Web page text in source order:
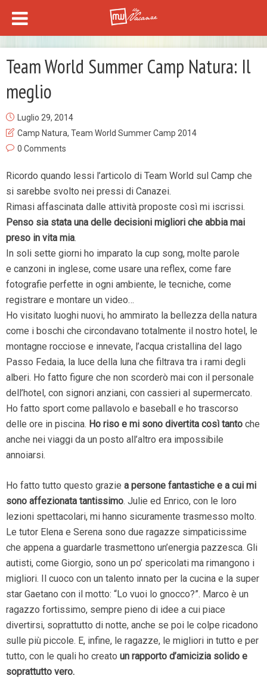
Team World Summer Camp Natura: Il
meglio
Luglio 29, 2014
Camp Natura, Team World Summer Camp 2014
0 Comments
Ricordo quando lessi l’articolo di Team World sul Camp che
si sarebbe svolto nei pressi di Canazei.
Rimasi affascinata dalle attività proposte così mi iscrissi.
Penso sia stata una delle decisioni migliori che abbia mai
preso in vita mia.
In soli sette giorni ho imparato la cup song, molte parole
e canzoni in inglese, come usare una reflex, come fare
fotografie perfette in ogni ambiente, le tecniche, come
registrare e montare un video…
Ho visitato luoghi nuovi, ho ammirato la bellezza della natura
come i boschi che circondavano totalmente il nostro hotel, le
montagne rocciose e innevate, l’acqua cristallina del lago
Passo Fedaia, la luce della luna che filtrava tra i rami degli
alberi. Ho fatto figure che non scorderò mai con il personale
dell’hotel, con signori anziani, con cassieri al supermercato.
Ho fatto sport come pallavolo e baseball e ho trascorso
delle ore in piscina. Ho riso e mi sono divertita così tanto che
anche nei viaggi da un posto all’altro era impossibile
annoiarsi.
Ho fatto tutto questo grazie a persone fantastiche e a cui mi
sono affezionata tantissimo. Julie ed Enrico, con le loro
lezioni spettacolari, mi hanno sicuramente trasmesso molto.
Le tutor Elena e Serena sono due ragazze simpaticissime
che appena a guardarle trasmettono un’energia pazzesca. Gli
autisti, come Giorgio, sono un po’ spericolati ma rimangono i
migliori. Il cuoco con un talento innato per la cucina e la super
star Gaetano con il motto: “Lo vuoi lo gnocco?”. Marco è un
ragazzo fortissimo, sempre pieno di idee a cui piace
divertirsi, soprattutto di notte, anche se poi le colpe ricadono
sulle più piccole. E, infine, le ragazze, le migliori in tutto e per
tutto, con le quali ho creato un rapporto d’amicizia solido e
soprattutto vero.